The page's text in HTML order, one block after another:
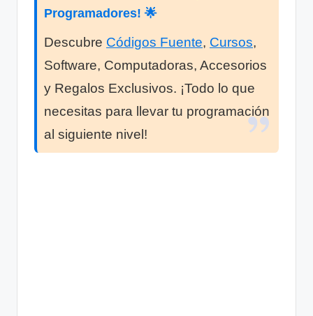
Programadores! 🌟
Descubre Códigos Fuente, Cursos,
Software, Computadoras, Accesorios
y Regalos Exclusivos. ¡Todo lo que
necesitas para llevar tu programación
al siguiente nivel!